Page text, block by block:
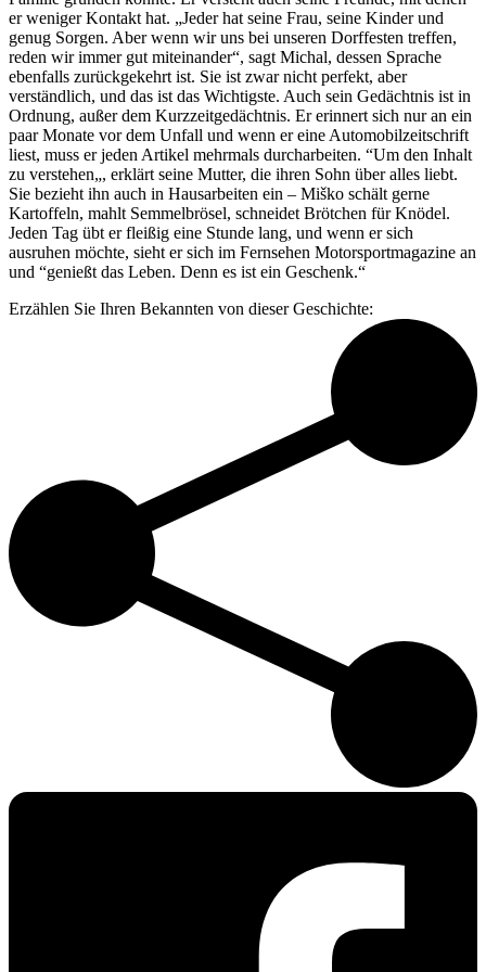
er weniger Kontakt hat. „Jeder hat seine Frau, seine Kinder und
genug Sorgen. Aber wenn wir uns bei unseren Dorffesten treffen,
reden wir immer gut miteinander“, sagt Michal, dessen Sprache
ebenfalls zurückgekehrt ist. Sie ist zwar nicht perfekt, aber
verständlich, und das ist das Wichtigste. Auch sein Gedächtnis ist in
Ordnung, außer dem Kurzzeitgedächtnis. Er erinnert sich nur an ein
paar Monate vor dem Unfall und wenn er eine Automobilzeitschrift
liest, muss er jeden Artikel mehrmals durcharbeiten. “Um den Inhalt
zu verstehen„, erklärt seine Mutter, die ihren Sohn über alles liebt.
Sie bezieht ihn auch in Hausarbeiten ein – Miško schält gerne
Kartoffeln, mahlt Semmelbrösel, schneidet Brötchen für Knödel.
Jeden Tag übt er fleißig eine Stunde lang, und wenn er sich
ausruhen möchte, sieht er sich im Fernsehen Motorsportmagazine an
und “genießt das Leben. Denn es ist ein Geschenk.“
Erzählen Sie Ihren Bekannten von dieser Geschichte: